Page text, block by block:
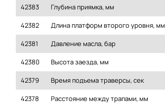
42383 Глубина приямка, мм
42382 Длина платформ второго уровня, мм
42381 Давление масла, бар
42380 Высота заезда, мм
42379 Время подъема траверсы, сек
42378 Расстояние между трапами, мм